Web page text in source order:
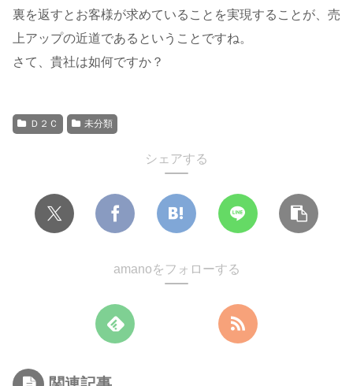
裏を返すとお客様が求めていることを実現することが、売
上アップの近道であるということですね。
さて、貴社は如何ですか？
Ｄ２Ｃ 未分類
シェアする
amanoをフォローする